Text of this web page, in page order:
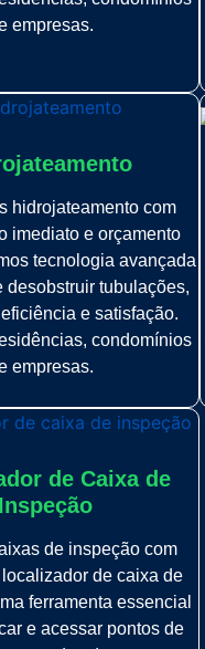
empresas.
hidrojateamento com
imediato e orçamento
tecnologia avançada
desobstruir tubulações,
e satisfação.
condomínios
empresas.
de Caixa de
Inspeção
de inspeção com
de caixa de
ferramenta essencial
e acessar pontos de